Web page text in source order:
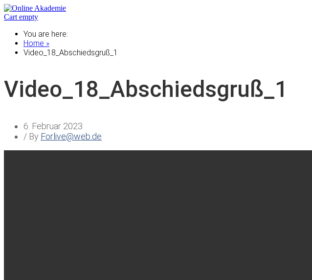
Cart empty
You are here:
Home »
Video_18_Abschiedsgruß_1
Video_18_Abschiedsgruß_1
6. Februar 2023
/ By Forlive@web.de